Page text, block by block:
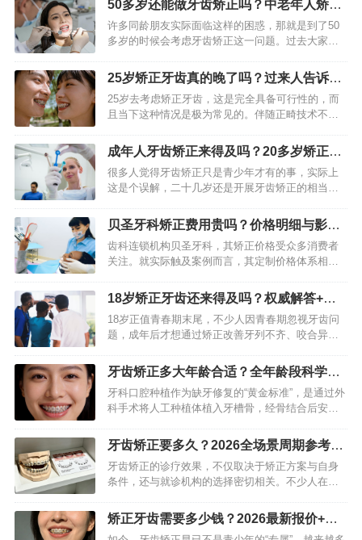
50多岁还能做牙齿矫正吗？中老年人矫正
利弊与方案全解析
许多同龄朋友实际面临这样的困惑，那就是到了50
多岁的时候会考虑牙齿矫正这一问题。过去大家普
健康观念以及技术不断发展，中年矫正已然变成了
一种可行而且常见的…
25岁矫正牙齿真的晚了吗？过来人告诉你
可行的方法与时间
25岁去考虑矫正牙齿，这是完全具备可行性的，而
且当下这种情况是极为常见的。伴随正畸技术不断
25岁上下的人，由于各种各样的缘故，在青少年阶
段错失了矫正的机会，…
成年人牙齿矫正来得及吗？20多岁矫正要
多久、多少钱
很多人觉得牙齿矫正只是青少年才有的事，实际上
这是个误解，二十几岁还是开展牙齿矫正的相当棒
而牙齿在牙槽骨里一辈子都是可以挪动的，当代正
畸技术绝对有本事安全、高…
贝圣牙科矫正费用贵吗？价格明细与影响
因素详解
齿科连锁机构贝圣牙科，其矫正价格受众多消费者
关注。就实际触及案例而言，其定制价格体系相对
类以及医生资历等诸多因素而出现较大不同。知悉
价格组构，能够助力患者做…
18岁矫正牙齿还来得及吗？权威解答+适
配方案
18岁正值青春期末尾，不少人因青春期忽视牙齿问
题，成年后才想通过矫正改善牙列不齐、咬合异常
得及吗？事实上，完全来得及，此时颌骨发育已基
本定型，牙齿移动…
牙齿矫正多大年龄合适？全年龄段科学指
南（2026版）
牙科口腔种植作为缺牙修复的“黄金标准”，是通过外
科手术将人工种植体植入牙槽骨，经骨结合后安装
较于传统镶牙方式，它凭借稳固性强、美观自然、
不损伤邻牙等优势，成…
牙齿矫正要多久？2026全场景周期参考
+提速技巧
牙齿矫正的诊疗效果，不仅取决于矫正方案与自身
条件，还与就诊机构的选择密切相关。不少人在矫
院的口腔科？两者各有优势，适配不同需求与场
景，无绝对优劣之分，核心在…
矫正牙齿需要多少钱？2026最新报价+省
钱避坑指南